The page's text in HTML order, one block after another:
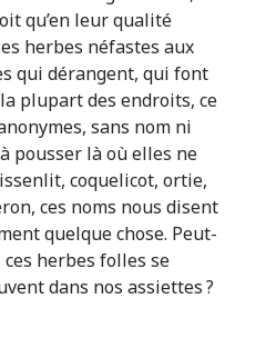
qu’en leur qualité
herbes néfastes aux
qui dérangent, qui font
plupart des endroits, ce
sans nom ni
pousser là où elles ne
coquelicot, ortie,
ces noms nous disent
quelque chose. Peut-
ces herbes folles se
dans nos assiettes ?